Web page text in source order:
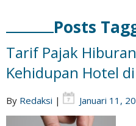
Posts
Tarif Pajak
Kehidupan Hotel
By Redaksi | Januari 11,